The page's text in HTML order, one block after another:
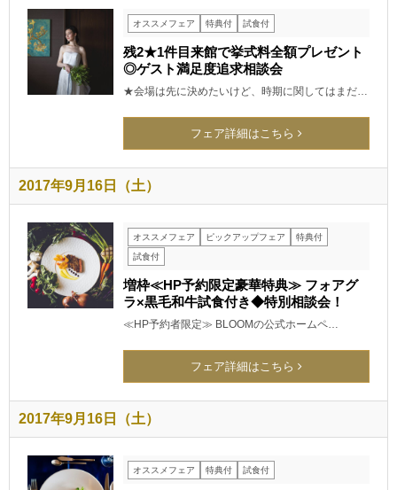
オススメフェア 特典付 試食付
残2★1件目来館で挙式料全額プレゼント
◎ゲスト満足度追求相談会
★会場は先に決めたいけど、時期に関してはまだ…
フェア詳細はこちら
2017年9月16日（土）
オススメフェア ピックアップフェア
特典付
試食付
増枠≪HP予約限定豪華特典≫ フォアグ
ラ×黒毛和牛試食付き◆特別相談会！
≪HP予約者限定≫ BLOOMの公式ホームペ…
フェア詳細はこちら
2017年9月16日（土）
オススメフェア 特典付 試食付